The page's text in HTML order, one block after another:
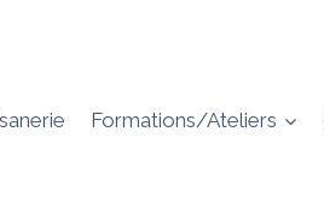
Formations/Ateliers